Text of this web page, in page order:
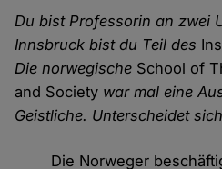
Du bist Professorin an zwei
Innsbruck bist du Teil des
Die norwegische School of
and Society war mal eine
Geistliche. Unterscheidet
Die Norweger